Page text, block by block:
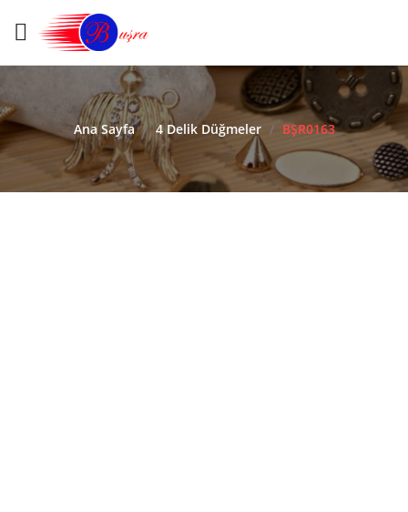
Ana Sayfa / 4 Delik Düğmeler / BŞR0163